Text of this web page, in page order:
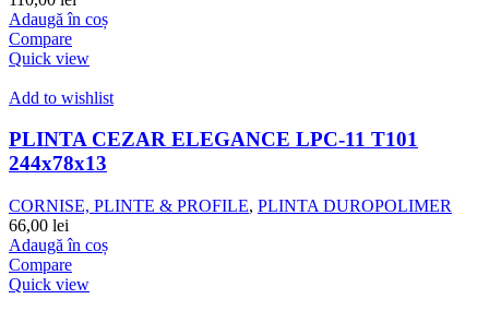
Adaugă în coș
Compare
Quick view
Add to wishlist
PLINTA CEZAR ELEGANCE LPC-11 T101
244x78x13
CORNISE, PLINTE & PROFILE, PLINTA DUROPOLIMER
66,00 lei
Adaugă în coș
Compare
Quick view